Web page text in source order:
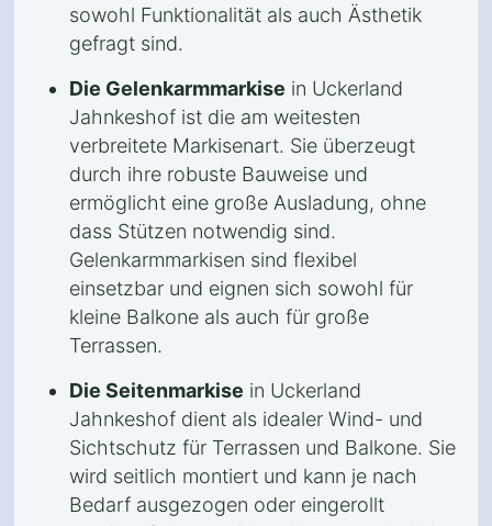
sowohl Funktionalität als auch Ästhetik
gefragt sind.
Die Gelenkarmmarkise in Uckerland
Jahnkeshof ist die am weitesten
verbreitete Markisenart. Sie überzeugt
durch ihre robuste Bauweise und
ermöglicht eine große Ausladung, ohne
dass Stützen notwendig sind.
Gelenkarmmarkisen sind flexibel
einsetzbar und eignen sich sowohl für
kleine Balkone als auch für große
Terrassen.
Die Seitenmarkise in Uckerland
Jahnkeshof dient als idealer Wind- und
Sichtschutz für Terrassen und Balkone. Sie
wird seitlich montiert und kann je nach
Bedarf ausgezogen oder eingerollt